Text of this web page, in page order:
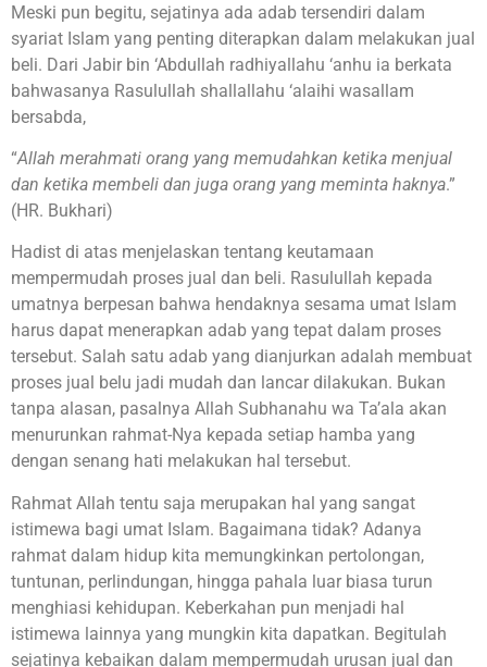
Meski pun begitu, sejatinya ada adab tersendiri dalam
syariat Islam yang penting diterapkan dalam melakukan jual
beli. Dari Jabir bin ‘Abdullah radhiyallahu ‘anhu ia berkata
bahwasanya Rasulullah shallallahu ‘alaihi wasallam
bersabda,
“Allah merahmati orang yang memudahkan ketika menjual
dan ketika membeli dan juga orang yang meminta haknya.”
(HR. Bukhari)
Hadist di atas menjelaskan tentang keutamaan
mempermudah proses jual dan beli. Rasulullah kepada
umatnya berpesan bahwa hendaknya sesama umat Islam
harus dapat menerapkan adab yang tepat dalam proses
tersebut. Salah satu adab yang dianjurkan adalah membuat
proses jual belu jadi mudah dan lancar dilakukan. Bukan
tanpa alasan, pasalnya Allah Subhanahu wa Ta’ala akan
menurunkan rahmat-Nya kepada setiap hamba yang
dengan senang hati melakukan hal tersebut.
Rahmat Allah tentu saja merupakan hal yang sangat
istimewa bagi umat Islam. Bagaimana tidak? Adanya
rahmat dalam hidup kita memungkinkan pertolongan,
tuntunan, perlindungan, hingga pahala luar biasa turun
menghiasi kehidupan. Keberkahan pun menjadi hal
istimewa lainnya yang mungkin kita dapatkan. Begitulah
sejatinya kebaikan dalam mempermudah urusan jual dan